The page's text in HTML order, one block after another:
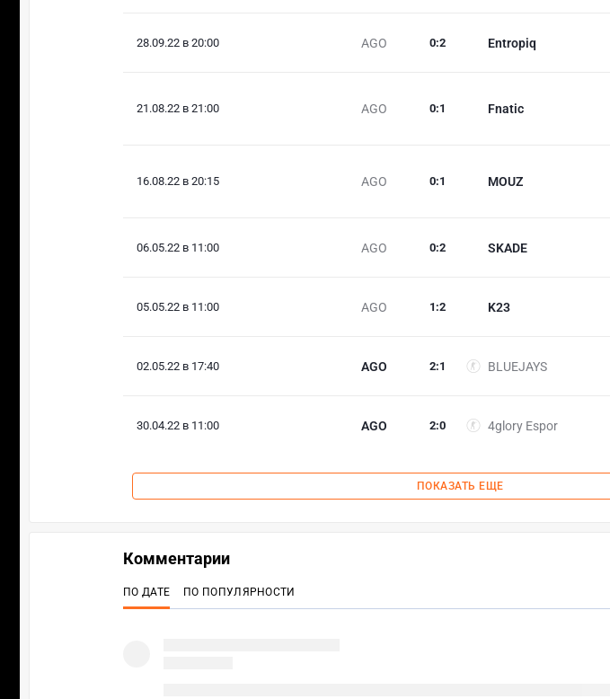
28.09.22 в 20:00 AGO Entropiq
0:2
21.08.22 в 21:00 AGO Fnatic
0:1
16.08.22 в 20:15 AGO MOUZ
0:1
06.05.22 в 11:00 AGO SKADE
0:2
05.05.22 в 11:00 AGO K23
1 :2
02.05.22 в 17:40 AGO BLUEJAYS
2:1
30.04.22 в 11:00 AGO 4glory Espor
2:0
ПОКАЗАТЬ ЕЩЕ
Комментарии
ПО ДАТЕ ПО ПОПУЛЯРНОСТИ